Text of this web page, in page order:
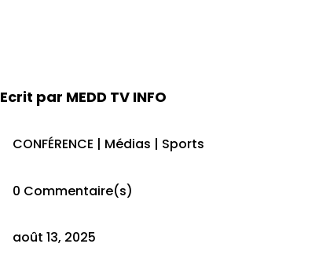
Ecrit par MEDD TV INFO
CONFÉRENCE | Médias | Sports
0 Commentaire(s)
août 13, 2025